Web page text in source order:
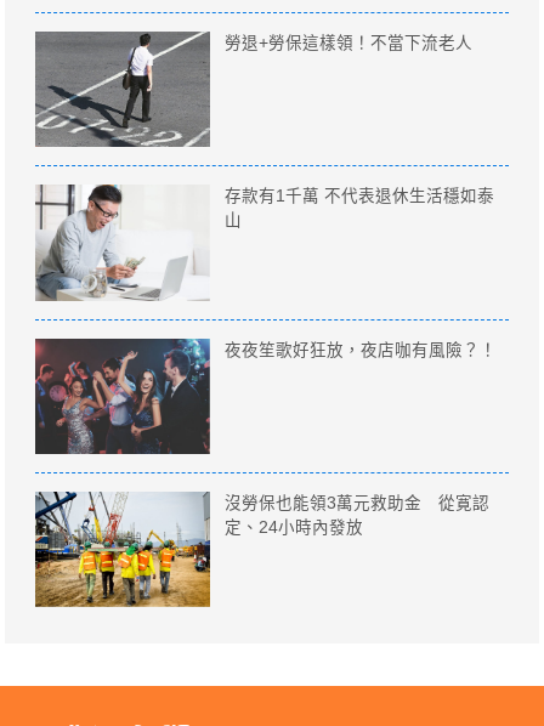
勞退+勞保這樣領！不當下流老人
存款有1千萬 不代表退休生活穩如泰
山
夜夜笙歌好狂放，夜店咖有風險？！
沒勞保也能領3萬元救助金 從寛認
定、24小時內發放